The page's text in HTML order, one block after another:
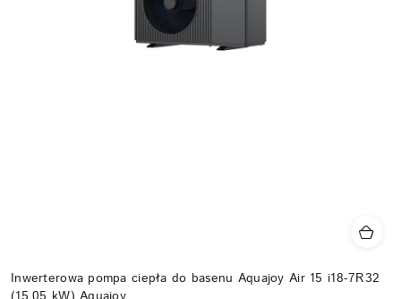
Inwerterowa pompa ciepła do basenu Aquajoy Air 15 i18-7R32